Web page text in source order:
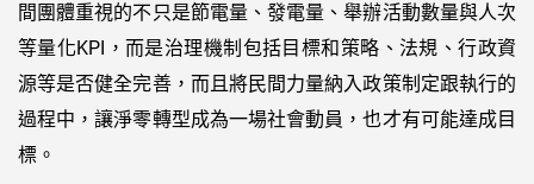
間團體重視的不只是節電量、發電量、舉辦活動數量與人次
等量化KPI，而是治理機制包括目標和策略、法規、行政資
源等是否健全完善，而且將民間力量納入政策制定跟執行的
過程中，讓淨零轉型成為一場社會動員，也才有可能達成目
標。